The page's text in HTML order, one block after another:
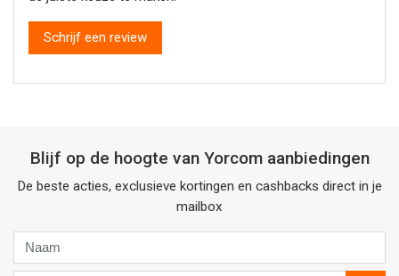
Schrijf een review
Blijf op de hoogte van Yorcom aanbiedingen
De beste acties, exclusieve kortingen en cashbacks direct in je
mailbox